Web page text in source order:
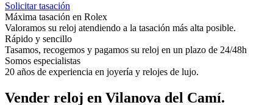
Solicitar tasación
Máxima tasación en Rolex
Valoramos su reloj atendiendo a la tasación más alta posible.
Rápido y sencillo
Tasamos, recogemos y pagamos su reloj en un plazo de 24/48h
Somos especialistas
20 años de experiencia en joyería y relojes de lujo.
Vender reloj en Vilanova del Camí.